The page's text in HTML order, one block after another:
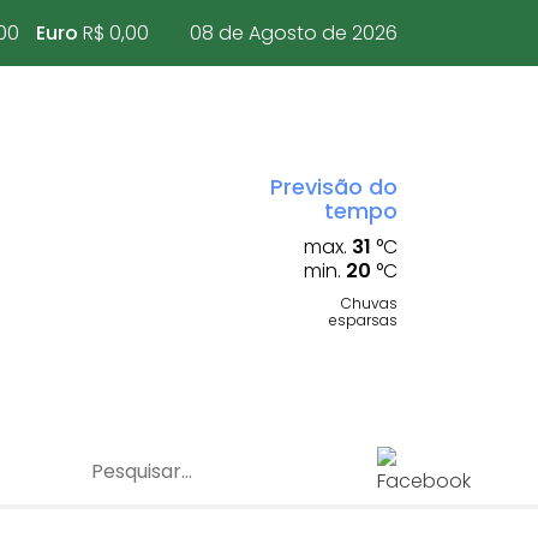
Euro R$ 0,00 08 de Agosto de 2026
Previsão do
tempo
max. 31 °C
min. 20 °C
Chuvas
esparsas